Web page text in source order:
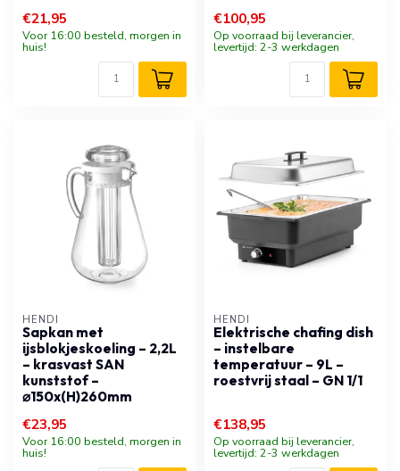
€21,95
Voor 16:00 besteld, morgen in
huis!
€100,95
Op voorraad bij leverancier,
levertijd: 2-3 werkdagen
HENDI
Sapkan met
ijsblokjeskoeling – 2,2L
– krasvast SAN
kunststof –
⌀150x(H)260mm
€23,95
Voor 16:00 besteld, morgen in
huis!
HENDI
Elektrische chafing dish
– instelbare
temperatuur – 9L –
roestvrij staal – GN 1/1
€138,95
Op voorraad bij leverancier,
levertijd: 2-3 werkdagen